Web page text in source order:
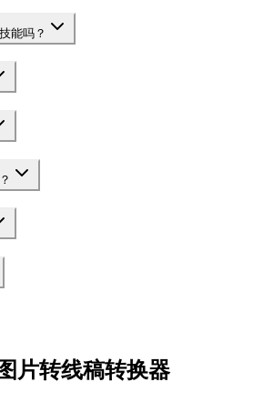
能吗？
片转线稿转换器